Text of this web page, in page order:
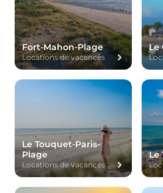
Fort-Mahon-Plage
Locations de vacances
Le
Le Touquet-Paris-
Plage
Locations de vacances
Le